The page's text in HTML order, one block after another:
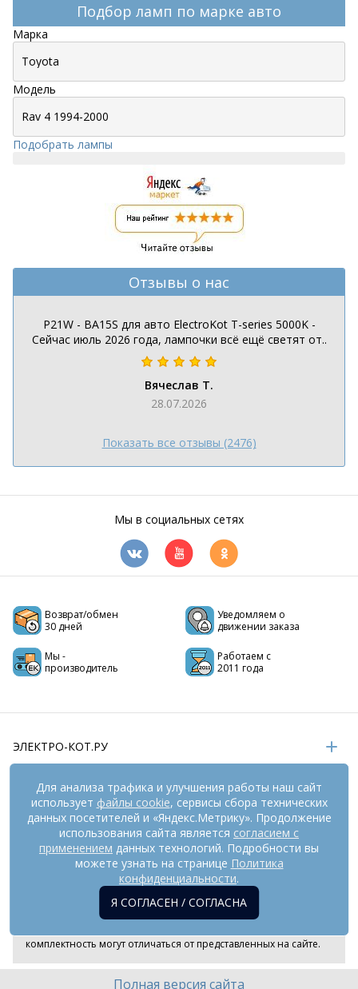
Подбор ламп по марке авто
Марка
Модель
Подобрать лампы
Отзывы о нас
P21W - BA15S для авто ElectroKot T-series 5000K -
Сейчас июль 2026 года, лампочки всё ещё светят от..
Вячеслав Т.
28.07.2026
Показать все отзывы (2476)
Мы в социальных сетях
Возврат/обмен
30 дней
Уведомляем о
движении заказа
Мы -
производитель
Работаем с
2011 года
ЭЛЕКТРО-КОТ.РУ
ИНФОРМАЦИЯ
РЕКВИЗИТЫ
На информационном ресурсе применяются
рекомендательные технологии (информационные технологии
предоставления информации на основе сбора,
систематизации и анализа сведений, относящихся к
предпочтениям пользователей сети «Интернет», находящихся
комплектность могут отличаться от представленных на сайте.
Для анализа трафика и улучшения работы наш сайт
использует файлы cookie, сервисы сбора технических
данных посетителей и «Яндекс.Метрику». Продолжение
использования сайта является согласием с
применением данных технологий. Подробности вы
можете узнать на странице Политика
конфиденциальности.
Я СОГЛАСЕН / СОГЛАСНА
Полная версия сайта